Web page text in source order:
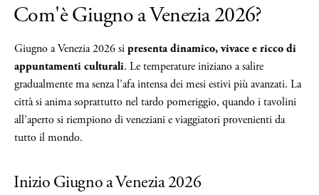
Com'è Giugno a Venezia 2026?
Giugno a Venezia 2026 sipresenta dinamico, vivace e ricco di
appuntamenti culturali. Le temperature iniziano a salire
gradualmente ma senza l’afa intensa dei mesi estivi più avanzati. La
città si anima soprattutto nel tardo pomeriggio, quando i tavolini
all’aperto si riempiono di veneziani e viaggiatori provenienti da
tutto il mondo.
Inizio Giugno a Venezia 2026